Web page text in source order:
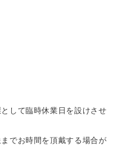
して臨時休業日を設けさせ
でお時間を頂戴する場合が